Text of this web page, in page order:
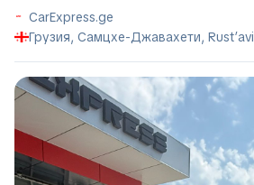
CarExpress.ge
Грузия, Самцхе-Джавахети, Rust’avi